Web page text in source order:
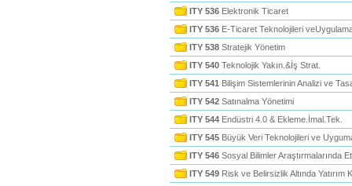
ITY 536 Elektronik Ticaret
ITY 536 E-Ticaret Teknolojileri
ITY 538 Stratejik Yönetim
ITY 540 Teknolojik Yakın.&İş Strat.
ITY 541 Bilişim Sistemlerinin Analizi ve
ITY 542 Satınalma Yönetimi
ITY 544 Endüstri 4.0 & Ekleme.İmal.Tek.
ITY 545 Büyük Veri Teknolojileri ve
ITY 546 Sosyal Bilimler Araştırmalarında
ITY 549 Risk ve Belirsizlik Altında Yatırım